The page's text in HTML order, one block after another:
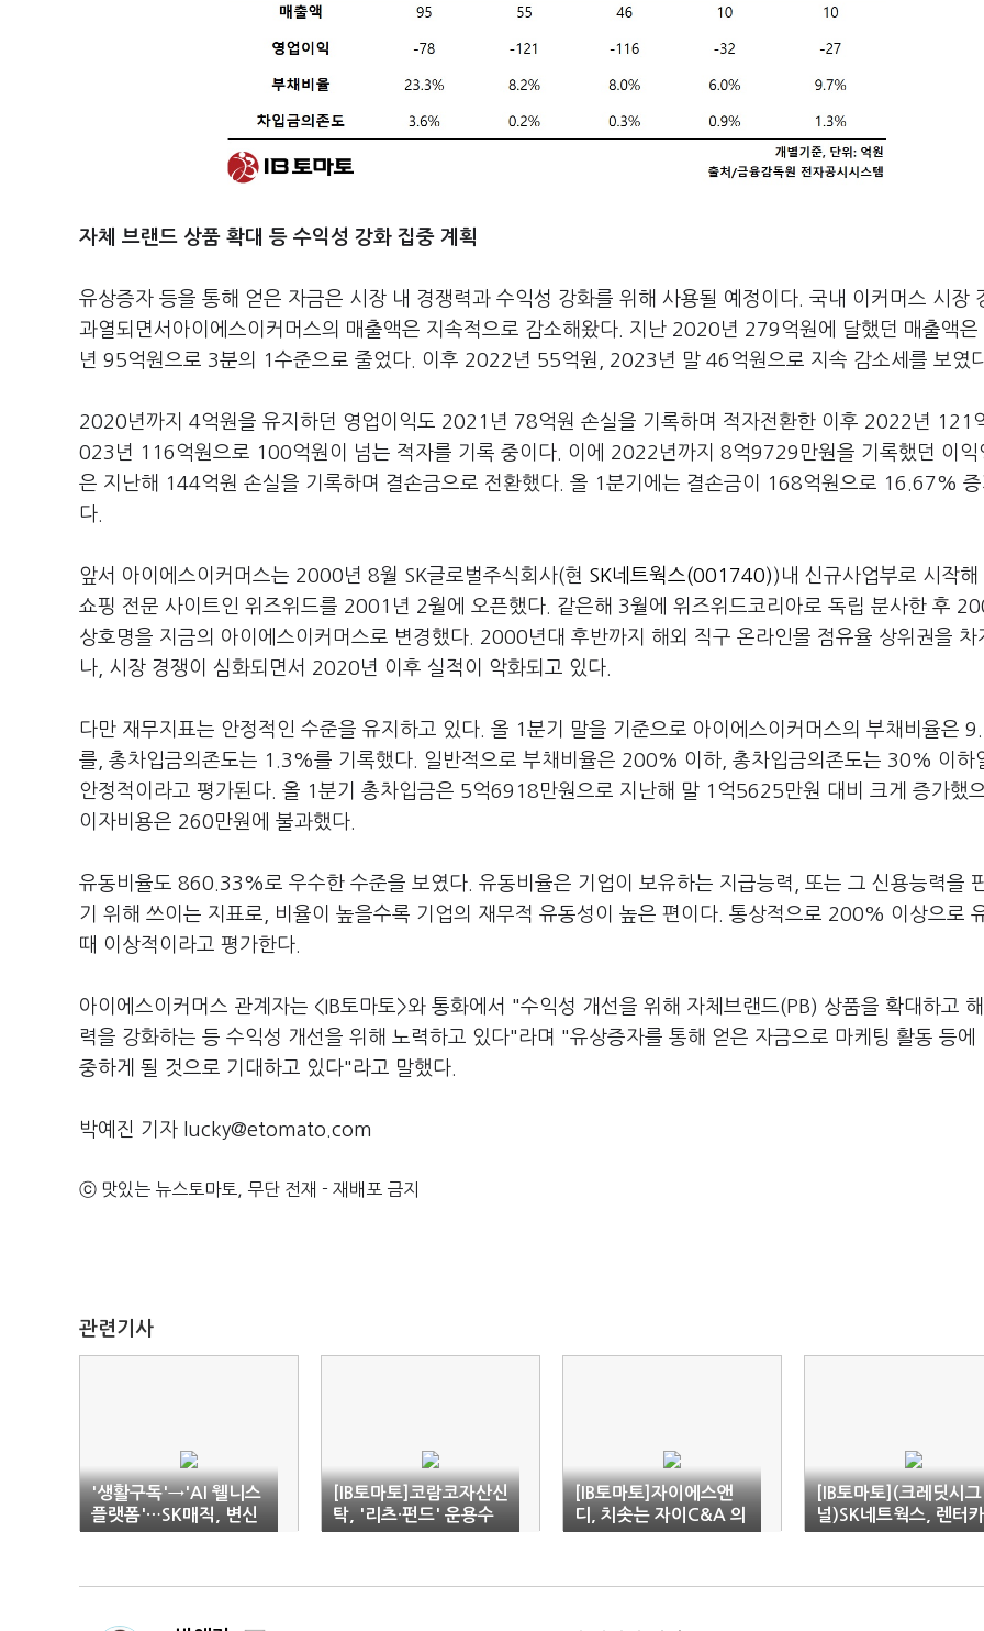
자체 브랜드 상품 확대 등 수익성 강화 집중 계획
유상증자 등을 통해 얻은 자금은 시장 내 경쟁력과 수익성 강화를 위해 사용될 예정이다. 국내 이커머스 시장
과열되면서아이에스이커머스의 매출액은 지속적으로 감소해왔다. 지난 2020년 279억원에 달했던 매출액
년 95억원으로 3분의 1수준으로 줄었다. 이후 2022년 55억원, 2023년 말 46억원으로 지속 감소세를 보였
2020년까지 4억원을 유지하던 영업이익도 2021년 78억원 손실을 기록하며 적자전환한 이후 2022년 121
023년 116억원으로 100억원이 넘는 적자를 기록 중이다. 이에 2022년까지 8억9729만원을 기록했던 이익
은 지난해 144억원 손실을 기록하며 결손금으로 전환했다. 올 1분기에는 결손금이 168억원으로 16.67%
다.
앞서 아이에스이커머스는 2000년 8월 SK글로벌주식회사(현 SK네트웍스(001740) )내 신규사업부로 시작해
쇼핑 전문 사이트인 위즈위드를 2001년 2월에 오픈했다. 같은해 3월에 위즈위드코리아로 독립 분사한 후
상호명을 지금의 아이에스이커머스로 변경했다. 2000년대 후반까지 해외 직구 온라인몰 점유율 상위권을 차
나, 시장 경쟁이 심화되면서 2020년 이후 실적이 악화되고 있다.
다만 재무지표는 안정적인 수준을 유지하고 있다. 올 1분기 말을 기준으로 아이에스이커머스의 부채비율은
를, 총차입금의존도는 1.3%를 기록했다. 일반적으로 부채비율은 200% 이하, 총차입금의존도는 30% 이하
안정적이라고 평가된다. 올 1분기 총차입금은 5억6918만원으로 지난해 말 1억5625만원 대비 크게 증가했
이자비용은 260만원에 불과했다.
유동비율도 860.33%로 우수한 수준을 보였다. 유동비율은 기업이 보유하는 지급능력, 또는 그 신용능력을
기 위해 쓰이는 지표로, 비율이 높을수록 기업의 재무적 유동성이 높은 편이다. 통상적으로 200% 이상으로
때 이상적이라고 평가한다.
아이에스이커머스 관계자는 <IB토마토>와 통화에서 "수익성 개선을 위해 자체브랜드(PB) 상품을 확대하고
력을 강화하는 등 수익성 개선을 위해 노력하고 있다"라며 "유상증자를 통해 얻은 자금으로 마케팅 활동 등에
중하게 될 것으로 기대하고 있다"라고 말했다.
박예진 기자 lucky@etomato.com
ⓒ 맛있는 뉴스토마토, 무단 전재 - 재배포 금지
관련기사
'생활구독'→'AI 웰니스
플랫폼'…SK매직, 변신
성공할까
[IB토마토]코람코자산신
탁, '리츠·펀드' 운용수
익으로 실적 돌파 의지
[IB토마토]자이에스앤
디, 치솟는 자이C&A 의
존도…1분기 실적도 '먹
[IB토마토](크레딧시그
널)SK네트웍스, 렌터카
지분 매각에 '우려 반